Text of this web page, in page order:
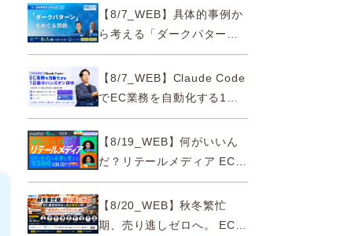
【8/7_WEB】具体的事例か
ら考える「ダークパター
ン」をめぐる問題【薬事法
広告研究所×通販通信
ECMO】
【8/7_WEB】Claude Code
でEC業務を自動化する1日
集中ハンズオン研修【10名
限定・東京三田】
【8/19_WEB】何がいいん
だ？リテールメディア EC・
小売の未来を変える事業戦
略【8/20_WEB】秋冬繁忙
期、売り逃しゼロへ。 EC運